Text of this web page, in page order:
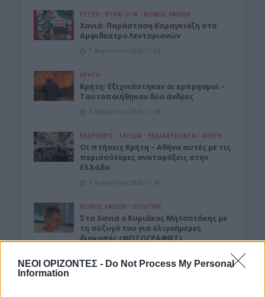
ΝΕΟΙ ΟΡΙΖΟΝΤΕΣ - Do Not Process My Personal
Information
ΓΕΎΣΗ - ΨΥΧΑΓΩΓΊΑ • ΝΟΜΌΣ ΧΑΝΊΩΝ
Xανιά: Παράσταση Καραγκιόζη στο
Αμφιθέατρο Λενταριανών
7 Αυγούστου 2026 11:50
ΚΡΗΤΗ
Κρήτη: Εξιχνιάστηκαν οι εμπρησμοί –
Ταυτοποιήθηκαν δύο άνδρες
7 Αυγούστου 2026 11:45
ΕΚΔΡΟΜΈΣ - ΤΑΞΊΔΙΑ • ΕΝΔΙΑΦΕΡΟΝΤΑ • ΚΡΗΤΗ
Οι πτήσεις Κρήτη – Αθήνα αυτές με τις
περισσότερες αναταράξεις στην
Ελλάδα
7 Αυγούστου 2026 11:43
ΝΟΜΌΣ ΧΑΝΊΩΝ • ΠΟΛΙΤΙΚΗ
Στα Χανιά ο Κυριάκος Μητσοτάκης με
τη σύζυγό του για ολιγοήμερες
διακοπές (ΦΩΤΟΓΡΑΦΙΕΣ)